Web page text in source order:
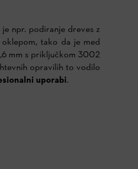
npr. podiranje dreves z
tako da je med
mm s priključkom 3002
opravilih to vodilo
uporabi.